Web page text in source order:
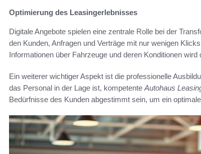
Optimierung des Leasingerlebnisses
Digitale Angebote spielen eine zentrale Rolle bei der
den Kunden, Anfragen und Verträge mit nur wenigen
Informationen über Fahrzeuge und deren Konditionen
Ein weiterer wichtiger Aspekt ist die professionelle
das Personal in der Lage ist, kompetente Autohaus
Bedürfnisse des Kunden abgestimmt sein, um ein